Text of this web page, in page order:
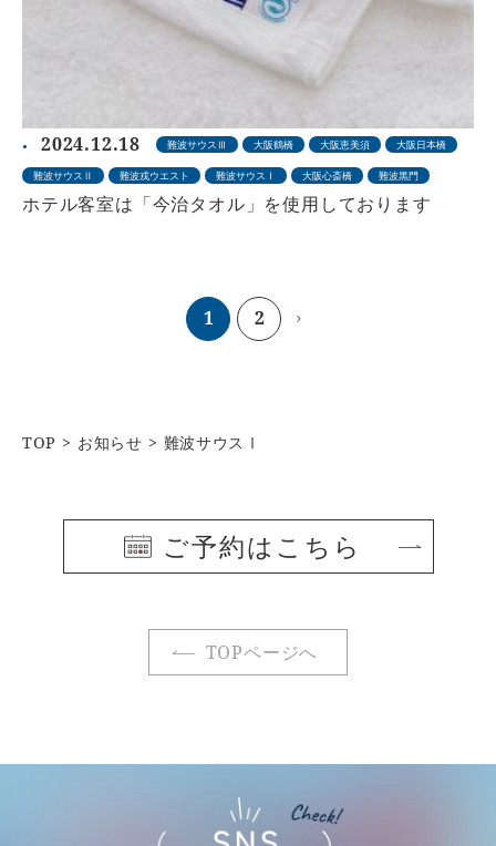
2024.12.18 難波サウスⅢ 大阪鶴橋 大阪恵美須 大阪日本橋
難波サウスⅡ 難波戎ウエスト 難波サウスⅠ 大阪心斎橋 難波黒門
ホテル客室は「今治タオル」を使用しております
1 2
TOP お知らせ 難波サウスⅠ
ご予約はこちら
TOPページへ